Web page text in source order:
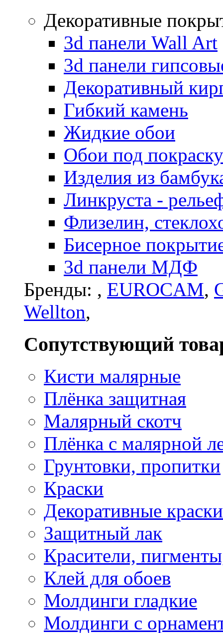
Декоративные
3d панели Wall Art
3d панели
Декоративный
Гибкий камень
Жидкие обои
Обои под покраску
Изделия из
Линкруста -
Флизелин,
Бисерное
3d панели МДФ
Бренды: , EUROCAM,
Wellton,
Сопутствующий
Кисти малярные
Плёнка защитная
Малярный скотч
Плёнка с малярной
Грунтовки, пропитки
Краски
Декоративные краски
Защитный лак
Красители,
Клей для обоев
Молдинги гладкие
Молдинги с